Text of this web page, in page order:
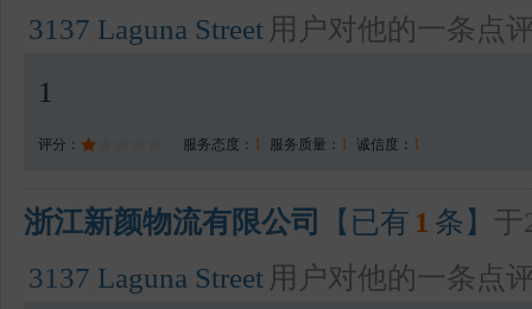
3137 Laguna Street 用户对他的一条点
1
评分： 服务态度： 1 服务质量： 1 诚信度： 1
浙江新颜物流有限公司 【已有 1 条】 于
3137 Laguna Street 用户对他的一条点